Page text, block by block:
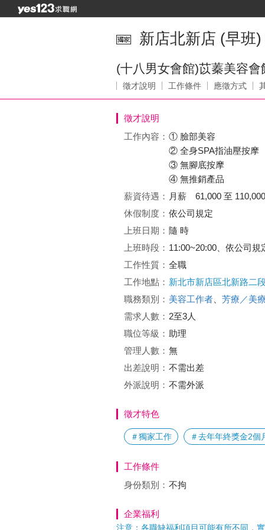
新店北新店 (早班
(十八男女會館)苡蓁美容會
徵才說明 工作條件 應徵方式
徵才說明
工作內容： ① 臉部美容
② 全身SPA指油壓按摩
③ 無腳底按摩
④ 無推銷產品
薪資待遇： 月薪 61,000 至
休假制度： 依公司規定
上班日期： 隨 時
上班時段： 11:00~20:00、依公司
工作性質： 全職
工作地點： 新北市新店區北新路二
職務類別： 美容工作者 芳療／美
需求人數： 2至3人
職位等級： 助理
管理人數： 無
出差說明： 不需出差
外派說明： 不需外派
徵才特色
＃獨家工作 ＃去年年終獎金2個
工作條件
身份類別： 不拘
企業福利
注意：各職缺福利項目可能有所不同，